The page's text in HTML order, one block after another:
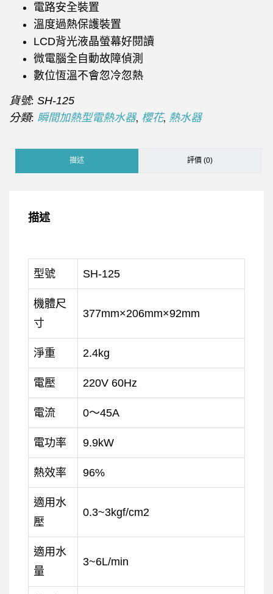
電路安全裝置
溫度過熱保護裝置
LCD背光液晶螢幕好閱讀
微電腦全自動故障偵測
數位恆溫不會忽冷忽熱
貨號: SH-125
分類: 瞬間加熱型電熱水器, 櫻花, 熱水器
描述 評價 (0)
描述
型號 SH-125
機體尺
寸
377mm×206mm×92mm
淨重 2.4kg
電壓 220V 60Hz
電流 0～45A
電功率 9.9kW
熱效率 96%
適用水
壓
0.3~3kgf/cm2
適用水
量
3~6L/min